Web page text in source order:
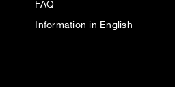
FAQ
Information in English